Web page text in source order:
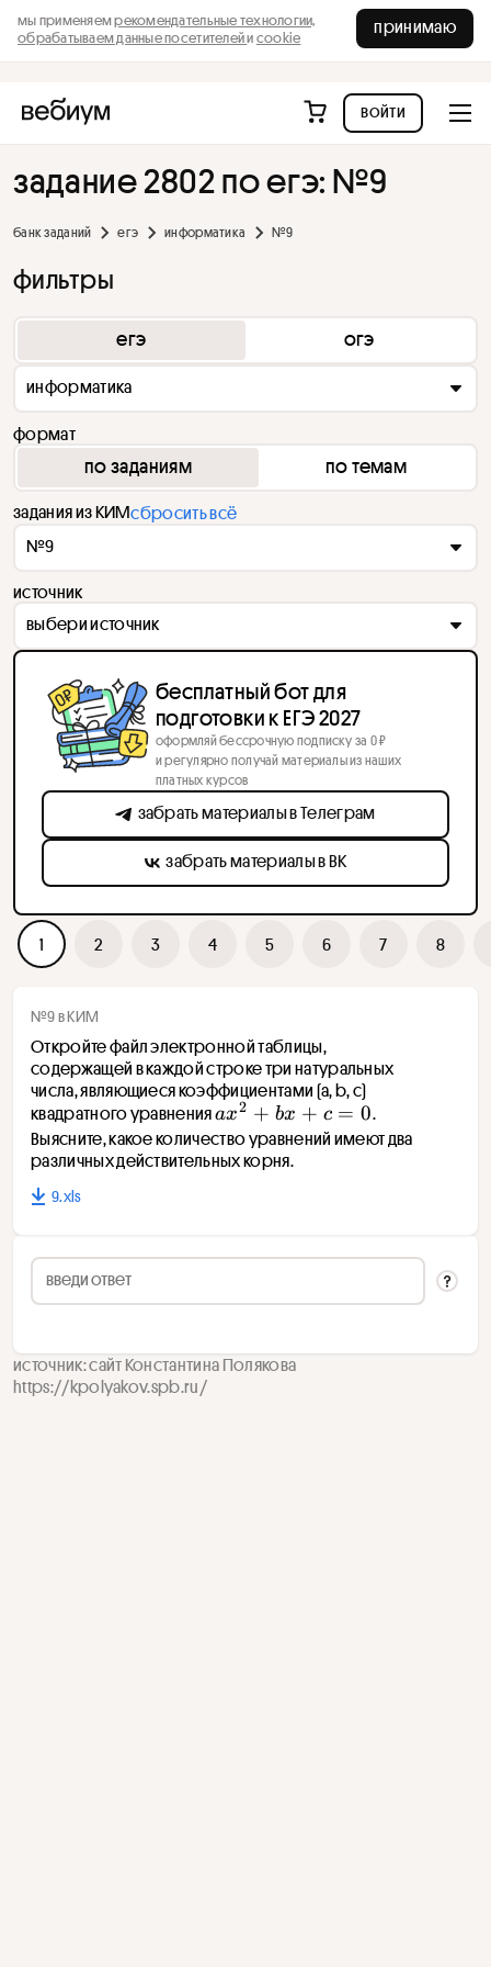
мы применяемрекомендательные технологии,
обрабатываем данные посетителейи cookie
принимаю
войти
задание 2802 по егэ: №9
банк заданий егэ информатика №9
фильтры
егэ огэ
информатика
формат
по заданиям по темам
задания из КИМсбросить всё
№9
источник
выбери источник
1 2 3 4 5 6 7 8
№9 в КИМ
Откройте файл электронной таблицы,
содержащей в каждой строке три натуральных
числа, являющиеся коэффициентами (a, b, c)
квадратного уравнения
a
x
b
=
ax2 + bx + c = 0.
Выясните, какое количество уравнений имеют два
различных действительных корня.
9.xls
источник: сайт Константина Полякова
https://kpolyakov.spb.ru/
бесплатный бот для
подготовки к ЕГЭ 2027
оформляй бессрочную подписку за 0 ₽
и регулярно получай материалы из наших
платных курсов
забрать материалы в Телеграм
забрать материалы в ВК